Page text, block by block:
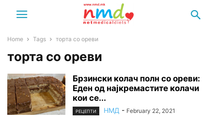
Home Tags торта со ореви
торта со ореви
Брзински колач полн со ореви:
Еден од најкремастите колачи
кои се...
РЕЦЕПТИ НМД - February 22, 2021